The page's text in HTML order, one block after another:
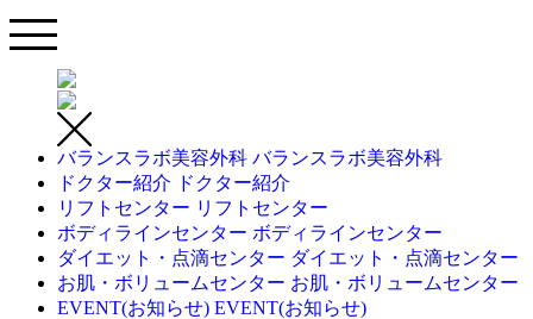
バランスラボ美容外科 バランスラボ美容外科
ドクター紹介 ドクター紹介
リフトセンター リフトセンター
ボディラインセンター ボディラインセンター
ダイエット・点滴センター ダイエット・点滴センター
お肌・ボリュームセンター お肌・ボリュームセンター
EVENT(お知らせ) EVENT(お知らせ)